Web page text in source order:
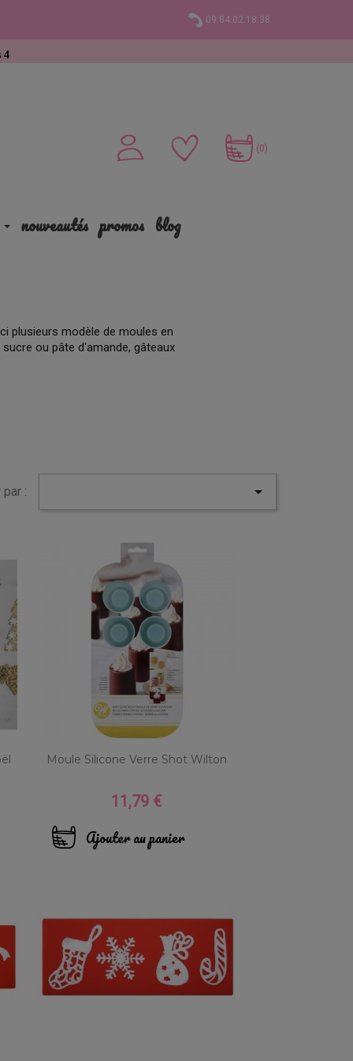
09.84.02.18.38
(0)
nouveautés promos blog
plusieurs modèle de moules en
ou pâte d'amande, gâteaux
par : 
Moule Silicone Verre Shot Wilton
Prix
11,79 €
Ajouter au panier